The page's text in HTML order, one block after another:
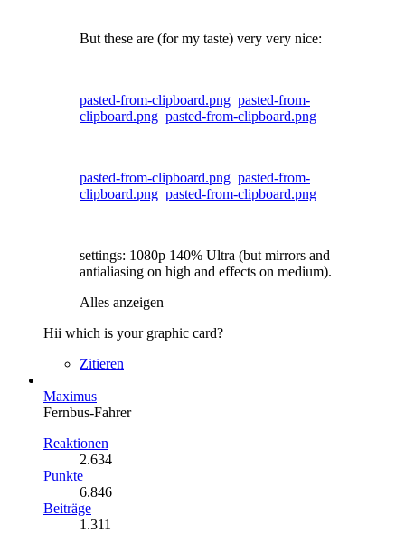
But these are (for my taste) very very nice:
pasted-from-clipboard.png pasted-from-
clipboard.png pasted-from-clipboard.png
pasted-from-clipboard.png pasted-from-
clipboard.png pasted-from-clipboard.png
settings: 1080p 140% Ultra (but mirrors and
antialiasing on high and effects on medium).
Alles anzeigen
Hii which is your graphic card?
Zitieren
Maximus
Fernbus-Fahrer
Reaktionen
2.634
Punkte
6.846
Beiträge
1.311